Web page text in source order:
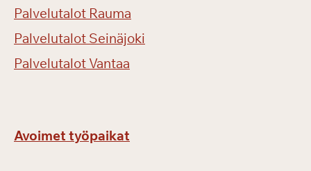
Palvelutalot Rauma
Palvelutalot Seinäjoki
Palvelutalot Vantaa
Avoimet työpaikat